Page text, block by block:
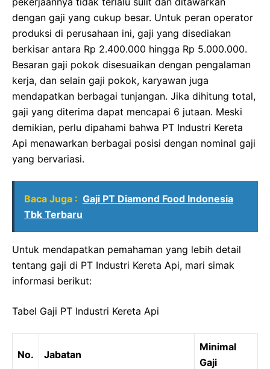
dengan gaji yang cukup besar. Untuk peran operator
produksi di perusahaan ini, gaji yang disediakan
berkisar antara Rp 2.400.000 hingga Rp 5.000.000.
Besaran gaji pokok disesuaikan dengan pengalaman
kerja, dan selain gaji pokok, karyawan juga
mendapatkan berbagai tunjangan. Jika dihitung total,
gaji yang diterima dapat mencapai 6 jutaan. Meski
demikian, perlu dipahami bahwa PT Industri Kereta
Api menawarkan berbagai posisi dengan nominal gaji
yang bervariasi.
Baca Juga : Gaji PT Diamond Food Indonesia
Tbk Terbaru
Untuk mendapatkan pemahaman yang lebih detail
tentang gaji di PT Industri Kereta Api, mari simak
informasi berikut:
Tabel Gaji PT Industri Kereta Api
No. Jabatan
Minimal
Gaji